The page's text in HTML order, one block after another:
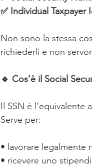
✅ Individual
Non sono la stessa
richiederli e non
🔹 Cos’è il Social
Il SSN è
Serve per:
• lavorare legalmente
• ricevere uno